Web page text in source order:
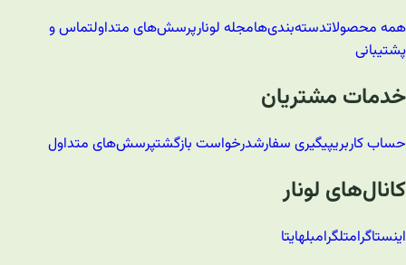
همه محصولاتدسته‌بندی‌هامجله لونارپرسش‌های متداولتماس و
پشتیبانی
خدمات مشتریان
حساب کاربریپیگیری سفارشدرخواست بازگشتپرسش‌های متداول
کانال‌های لونار
اینستاگرامتلگرامبلهایتا